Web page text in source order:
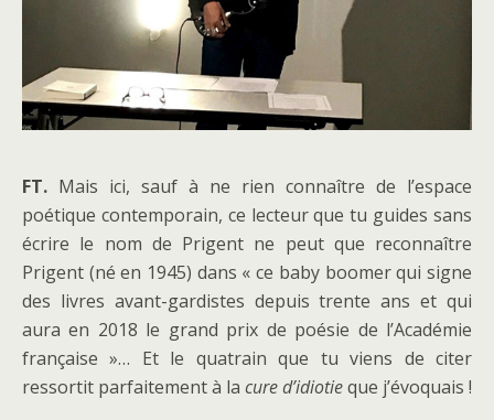
FT. Mais ici, sauf à ne rien connaître de l’espace
poétique contemporain, ce lecteur que tu guides sans
écrire le nom de Prigent ne peut que reconnaître
Prigent (né en 1945) dans « ce baby boomer qui signe
des livres avant-gardistes depuis trente ans et qui
aura en 2018 le grand prix de poésie de l’Académie
française »… Et le quatrain que tu viens de citer
ressortit parfaitement à la cure d’idiotieque j’évoquais !